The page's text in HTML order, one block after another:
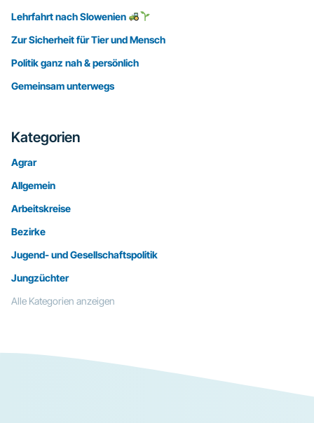
Lehrfahrt nach Slowenien
Zur Sicherheit für Tier und Mensch
Politik ganz nah & persönlich
Gemeinsam unterwegs
Kategorien
Agrar
Allgemein
Arbeitskreise
Bezirke
Jugend- und Gesellschaftspolitik
Jungzüchter
Alle Kategorien anzeigen